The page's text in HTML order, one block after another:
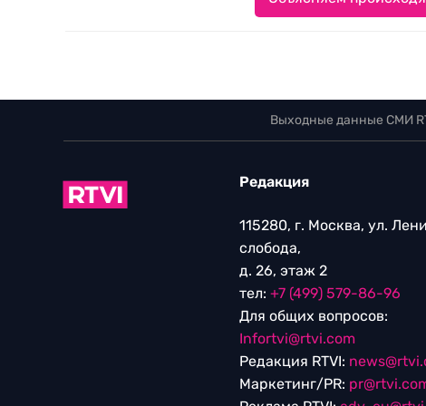
Выходные данные СМИ
Редакция
115280, г. Москва, ул.
слобода,
д. 26, этаж 2
тел: +7 (499) 579-86-96
Для общих вопросов:
Infortvi@rtvi.com
Редакция RTVI:
Маркетинг/PR: